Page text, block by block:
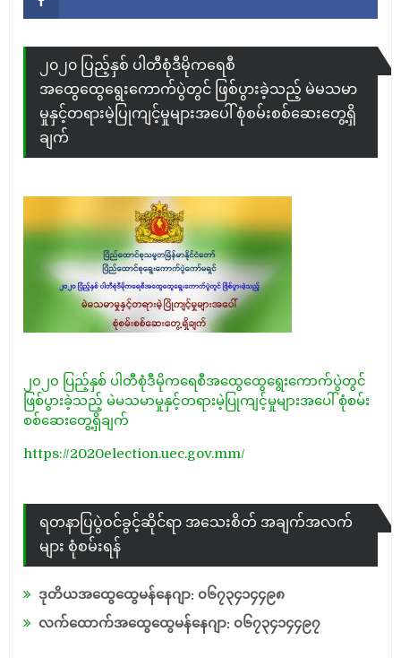
၂၀၂၀ ပြည့်နှစ် ပါတီစုံဒီမိုကရေစီ
အထွေထွေရွေးကောက်ပွဲတွင် ဖြစ်ပွားခဲ့သည့် မဲမသမာ
မှုနှင့်တရားမဲ့ပြုကျင့်မှုများအပေါ် စုံစမ်းစစ်ဆေးတွေ့ရှိ
ချက်
၂၀၂၀ ပြည့်နှစ် ပါတီစုံဒီမိုကရေစီအထွေထွေရွေးကောက်ပွဲတွင်
ဖြစ်ပွားခဲ့သည့် မဲမသမာမှုနှင့်တရားမဲ့ပြုကျင့်မှုများအပေါ် စုံစမ်း
စစ်ဆေးတွေ့ရှိချက်
https://2020election.uec.gov.mm/
ရတနာပြပွဲဝင်ခွင့်ဆိုင်ရာ အသေးစိတ် အချက်အလက်
များ စုံစမ်းရန်
ဒုတိယအထွေထွေမန်နေဂျာ: ၀၆၇၃၄၁၄၄၉၈
လက်ထောက်အထွေထွေမန်နေဂျာ: ၀၆၇၃၄၁၄၄၉၇